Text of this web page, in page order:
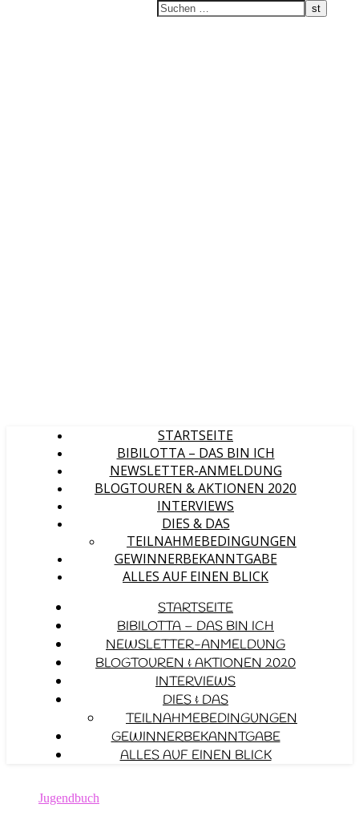
STARTSEITE
BIBILOTTA – DAS BIN ICH
NEWSLETTER-ANMELDUNG
BLOGTOUREN & AKTIONEN 2020
INTERVIEWS
DIES & DAS
TEILNAHMEBEDINGUNGEN
GEWINNERBEKANNTGABE
ALLES AUF EINEN BLICK
STARTSEITE
BIBILOTTA – DAS BIN ICH
NEWSLETTER-ANMELDUNG
BLOGTOUREN & AKTIONEN 2020
INTERVIEWS
DIES & DAS
TEILNAHMEBEDINGUNGEN
GEWINNERBEKANNTGABE
ALLES AUF EINEN BLICK
Jugendbuch